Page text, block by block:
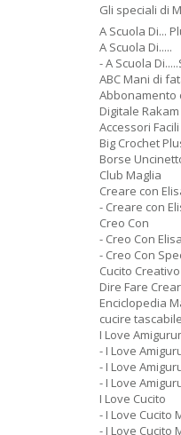
UNCINETTO SPECIALE N.6
Digitale
Gli speciali di
A Scuola Di...
A Scuola Di.....
- A Scuola
ABC Mani di
Abbonamento
Digitale
Accessori Facili
Big Crochet
Borse
Club Maglia
Creare con
- Creare con
Creo Con
- Creo Con Elisa
- Creo Con
Cucito
Dire Fare
Enciclopedia
cucire tascabile
I Love
- I Love
- I Love
- I Love
I Love Cucito
- I Love Cucito
- I Love Cucito